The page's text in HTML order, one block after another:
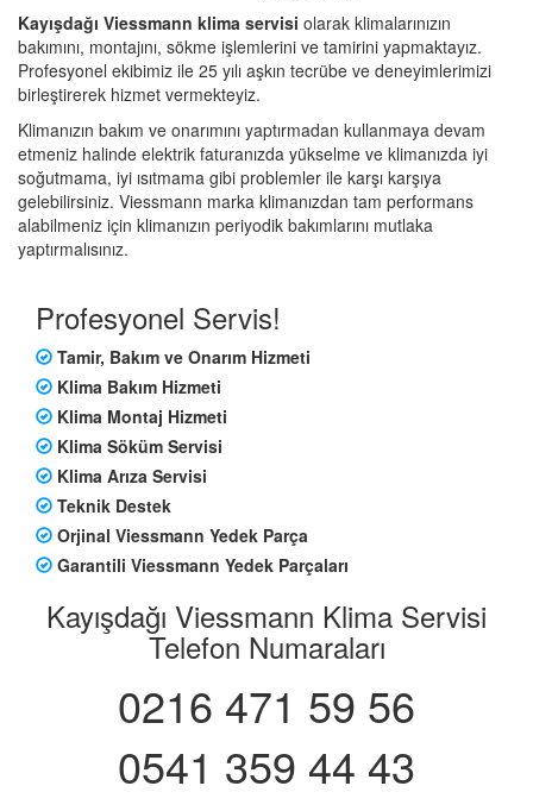
Kayışdağı Viessmann klima servisi olarak klimalarınızın
bakımını, montajını, sökme işlemlerini ve tamirini yapmaktayız.
Profesyonel ekibimiz ile 25 yılı aşkın tecrübe ve deneyimlerimizi
birleştirerek hizmet vermekteyiz.
Klimanızın bakım ve onarımını yaptırmadan kullanmaya devam
etmeniz halinde elektrik faturanızda yükselme ve klimanızda iyi
soğutmama, iyi ısıtmama gibi problemler ile karşı karşıya
gelebilirsiniz. Viessmann marka klimanızdan tam performans
alabilmeniz için klimanızın periyodik bakımlarını mutlaka
yaptırmalısınız.
Profesyonel Servis!
Tamir, Bakım ve Onarım Hizmeti
Klima Bakım Hizmeti
Klima Montaj Hizmeti
Klima Söküm Servisi
Klima Arıza Servisi
Teknik Destek
Orjinal Viessmann Yedek Parça
Garantili Viessmann Yedek Parçaları
Kayışdağı Viessmann Klima Servisi
Telefon Numaraları
0216 471 59 56
0541 359 44 43